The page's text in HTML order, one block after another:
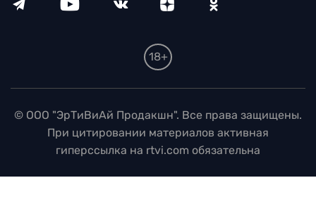
18+
© ООО "ЭрТиВиАй Продакшн". Все права защищены.
При цитировании материалов активная
гиперссылка на rtvi.com обязательна